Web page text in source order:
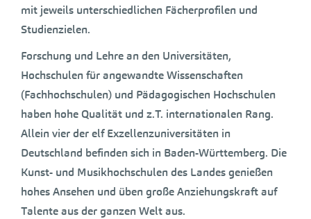
mit jeweils unterschiedlichen Fächerprofilen und
Studienzielen.
Forschung und Lehre an den Universitäten,
Hochschulen für angewandte Wissenschaften
(Fachhochschulen) und Pädagogischen Hochschulen
haben hohe Qualität und z.T. internationalen Rang.
Allein vier der elf Exzellenzuniversitäten in
Deutschland befinden sich in Baden-Württemberg. Die
Kunst- und Musikhochschulen des Landes genießen
hohes Ansehen und üben große Anziehungskraft auf
Talente aus der ganzen Welt aus.